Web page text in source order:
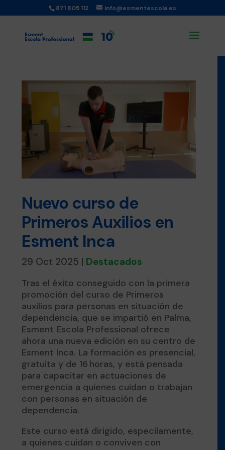
871 805 112 info@esmentescola.es
Nuevo curso de
Primeros Auxilios en
Esment Inca
29 Oct 2025 | Destacados
Tras el éxito conseguido con la primera
promoción del curso de Primeros
auxilios para personas en situación de
dependencia, que se impartió en Palma,
Esment Escola Professional ofrece
ahora una nueva edición en su centro de
Esment Inca. La formación es presencial,
gratuita y de 16 horas, y está pensada
para capacitar en actuaciones de
emergencia a quienes cuidan o trabajan
con personas en situación de
dependencia.
Este curso está dirigido, especilamente,
a quienes cuidan o conviven con